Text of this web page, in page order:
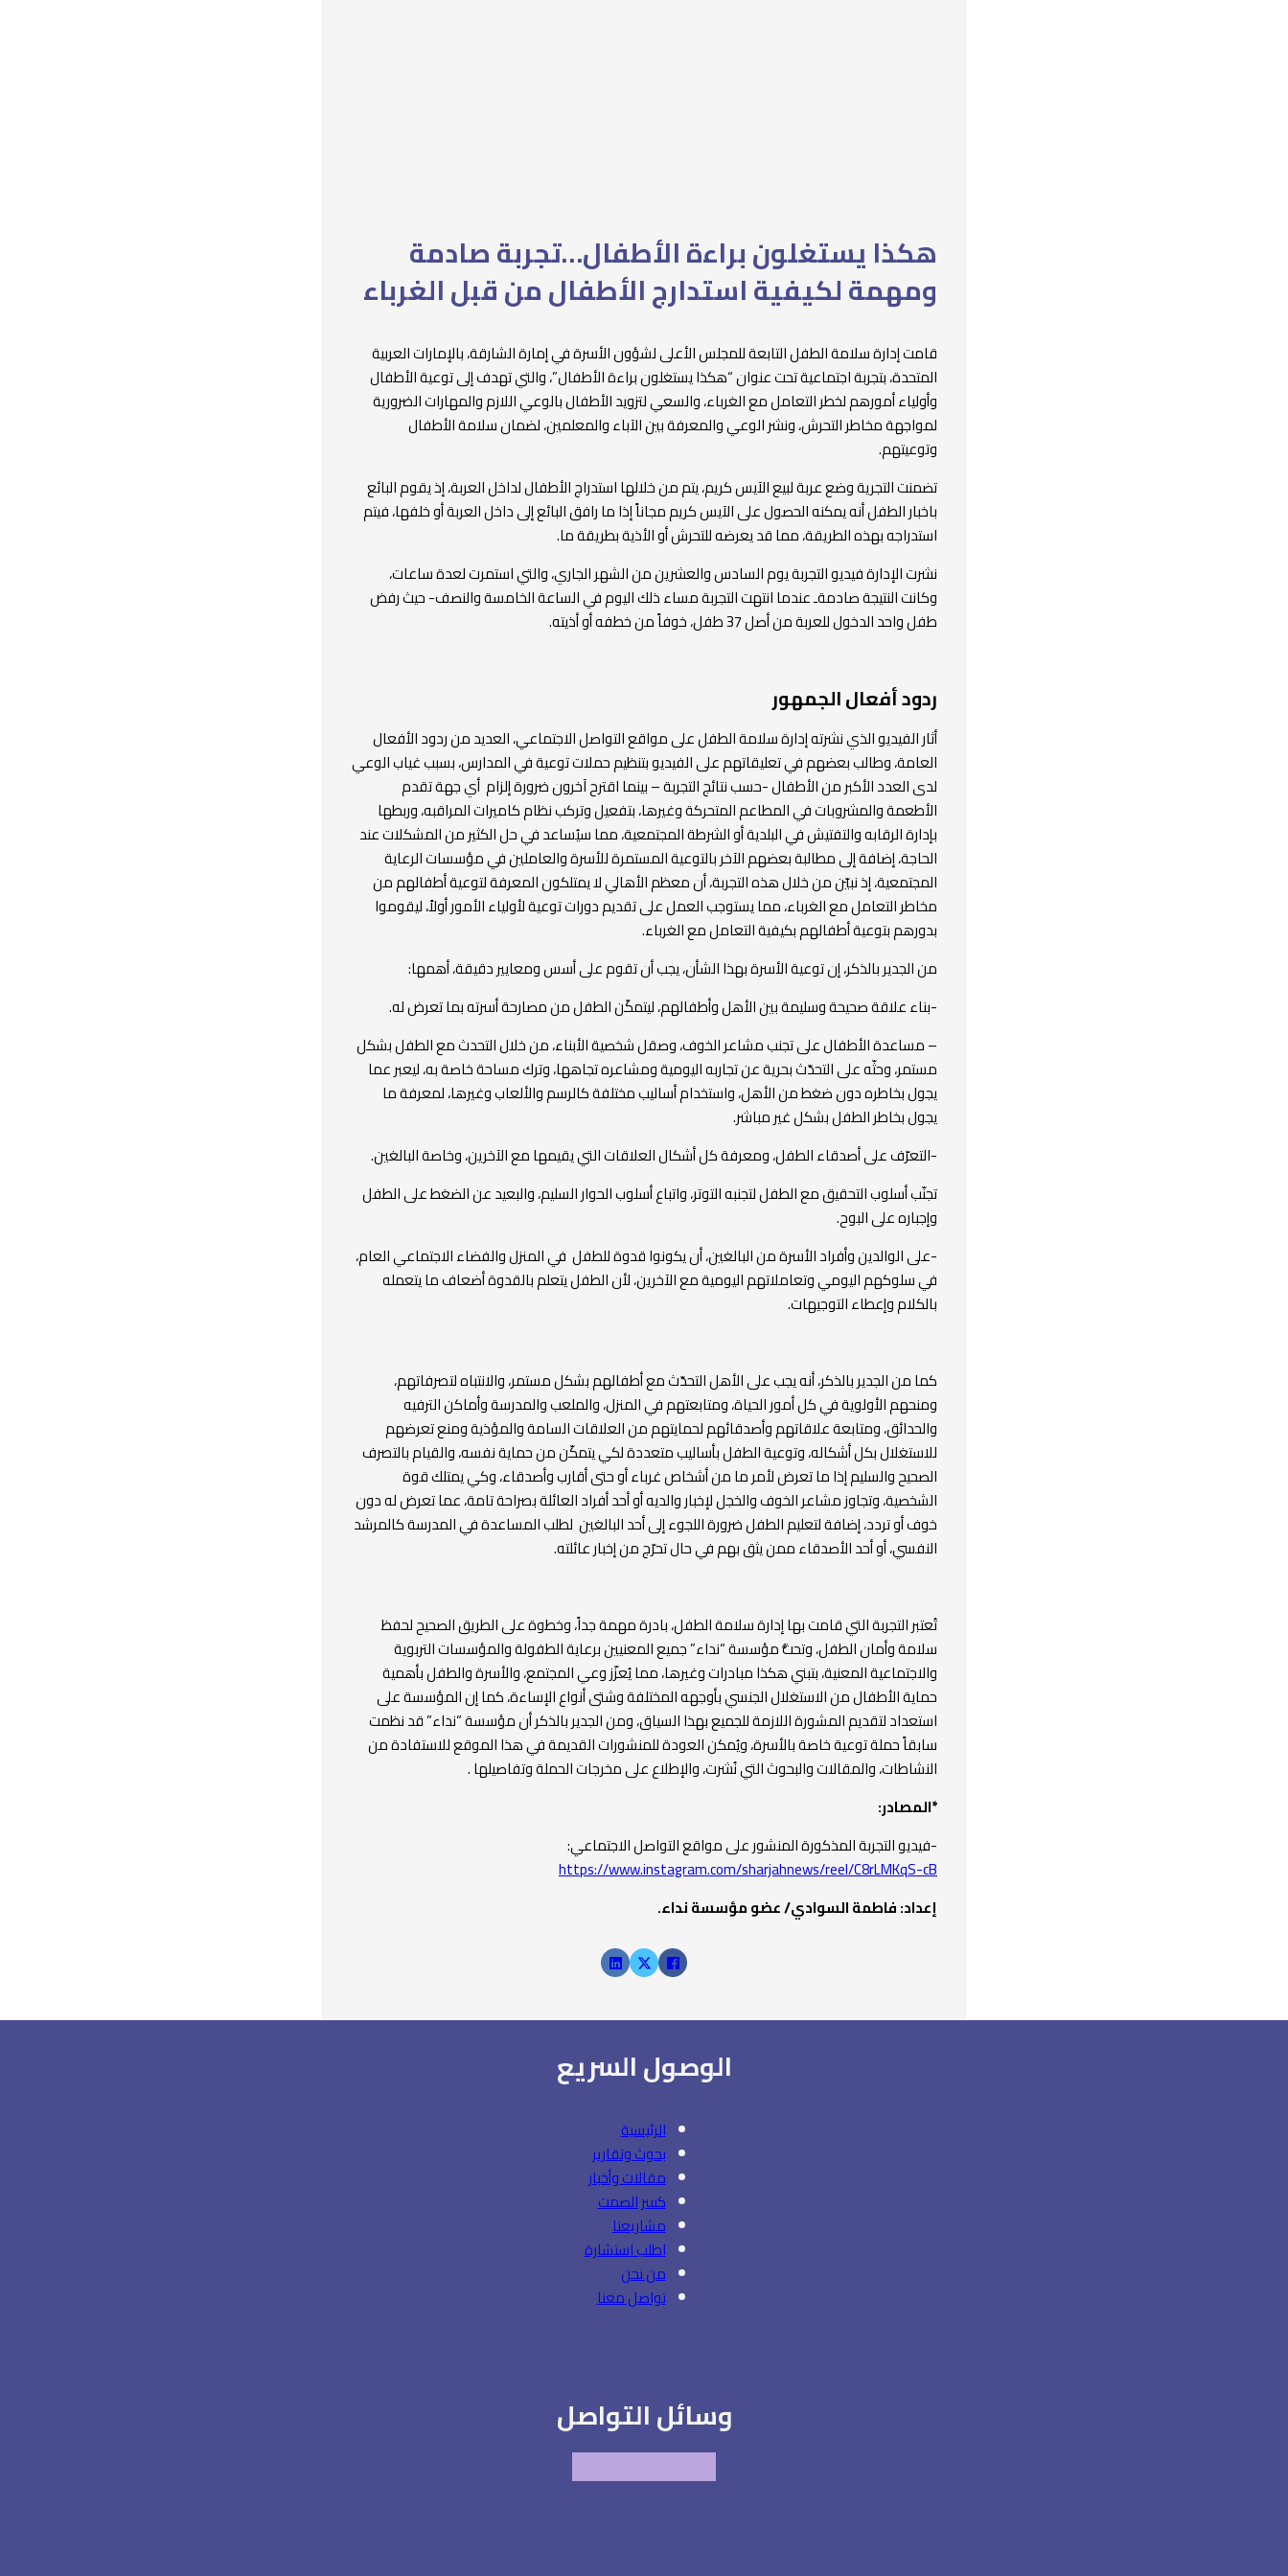
هكذا يستغلون براءة الأطفال…تجربة صادمة
ومهمة لكيفية استدارج الأطفال من قبل الغرباء
قامت إدارة سلامة الطفل التابعة للمجلس الأعلى لشؤون الأسرة في إمارة الشارقة، بالإمارات العربية
المتحدة، بتجربة اجتماعية تحت عنوان “هكذا يستغلون براءة الأطفال”، والتي تهدف إلى توعية الأطفال
وأولياء أمورهم لخطر التعامل مع الغرباء، والسعي لتزويد الأطفال بالوعي اللازم والمهارات الضرورية
لمواجهة مخاطر التحرش، ونشر الوعي والمعرفة بين الآباء والمعلمين، لضمان سلامة الأطفال
وتوعيتهم.
تضمنت التجرية وضع عربة لبيع الآيس كريم، يتم من خلالها استدراج الأطفال لداخل العربة، إذ يقوم البائع
باخبار الطفل أنه يمكنه الحصول على الآيس كريم مجاناً إذا ما رافق البائع إلى داخل العربة أو خلفها، فيتم
استدراجه بهذه الطريقة، مما قد يعرضه للتحرش أو الأذية بطريقة ما.
نشرت الإدارة فيديو التجربة يوم السادس والعشرين من الشهر الجاري، والتي استمرت لعدة ساعات،
وكانت النتيجة صادمةـ عندما انتهت التجربة مساء ذلك اليوم في الساعة الخامسة والنصف- حيث رفض
طفل واحد الدخول للعربة من أصل 37 طفل، خوفاً من خطفه أو أذيته.
ردود أفعال الجمهور
أثار الفيديو الذي نشرته إدارة سلامة الطفل على مواقع التواصل الاجتماعي، العديد من ردود الأفعال
العامة، وطالب بعضهم في تعليقاتهم على الفيديو بتنظيم حملات توعية في المدارس، بسبب غياب الوعي
لدى العدد الأكبر من الأطفال -حسب نتائج التجربة – بينما اقترح آخرون ضرورة إلزام أي جهة تقدم
الأطعمة والمشروبات في المطاعم المتحركة وغيرها، بتفعيل وتركب نظام كاميرات المراقبه، وربطها
بإدارة الرقابه والتفتيش في البلدية أو الشرطة المجتمعية، مما سيُساعد في حل الكثير من المشكلات عند
الحاجة، إضافة إلى مطالبة بعضهم الآخر بالتوعية المستمرة للأسرة والعاملين في مؤسسات الرعاية
المجتمعية، إذ نبيّن من خلال هذه التجربة، أن معظم الأهالي لا يمتلكون المعرفة لتوعية أطفالهم من
مخاطر التعامل مع الغرباء، مما يستوجب العمل على تقديم دورات توعية لأولياء الأمور أولاً، ليقوموا
بدورهم بتوعية أطفالهم بكيفية التعامل مع الغرباء.
من الجدير بالذكر، إن توعية الأسرة بهذا الشأن، يجب أن تقوم على أسس ومعايير دقيقة، أهمها:
-بناء علاقة صحيحة وسليمة بين الأهل وأطفالهم، ليتمكّن الطفل من مصارحة أسرته بما تعرض له.
– مساعدة الأطفال على تجنب مشاعر الخوف، وصقل شخصية الأبناء، من خلال التحدث مع الطفل بشكل
مستمر، وحثّه على التحدّث بحرية عن تجاربه اليومية ومشاعره تجاهها، وترك مساحة خاصة به، ليعبر عما
يجول بخاطره دون ضغط من الأهل، واستخدام أساليب مختلفة كالرسم والألعاب وغيرها، لمعرفة ما
يجول بخاطر الطفل بشكل غير مباشر.
-التعرّف على أصدقاء الطفل، ومعرفة كل أشكال العلاقات التي يقيمها مع الآخرين، وخاصة البالغين.
تجنّب أسلوب التحقيق مع الطفل لتجنبه التوتر، واتباع أسلوب الحوار السليم، والبعيد عن الضغط على الطفل
وإجباره على البوح.
-على الوالدين وأفراد الأسرة من البالغين، أن يكونوا قدوة للطفل في المنزل والفضاء الاجتماعي العام،
في سلوكهم اليومي وتعاملاتهم اليومية مع الآخرين، لأن الطفل يتعلم بالقدوة أضعاف ما يتعمله
بالكلام وإعطاء التوجيهات.
كما من الجدير بالذكر، أنه يجب على الأهل التحدّث مع أطفالهم بشكل مستمر، والانتباه لتصرفاتهم،
ومنحهم الأولوية في كل أمور الحياة، ومتابعتهم في المنزل، والملعب والمدرسة وأماكن الترفيه
والحدائق، ومتابعة علاقاتهم وأصدقائهم لحمايتهم من العلاقات السامة والمؤذية ومنع تعرضهم
للاستغلال بكل أشكاله، وتوعية الطفل بأساليب متعددة لكي يتمكّن من حماية نفسه، والقيام بالتصرف
الصحيح والسليم إذا ما تعرض لأمر ما من أشخاص غرباء أو حتى أقارب وأصدقاء، وكي يمتلك قوة
الشخصية، وتجاوز مشاعر الخوف والخجل لإخبار والديه أو أحد أفراد العائلة بصراحة تامة، عما تعرض له دون
خوف أو تردد، إضافة لتعليم الطفل ضرورة اللجوء إلى أحد البالغين لطلب المساعدة في المدرسة كالمرشد
النفسي، أو أحد الأصدقاء ممن يثق بهم في حال تحرّج من إخبار عائلته.
تُعتبر التجربة التي قامت بها إدارة سلامة الطفل، بادرة مهمة جداً، وخطوة على الطريق الصحيح لحفظ
سلامة وأمان الطفل، وتحثُّ مؤسسة “نداء” جميع المعنيين برعاية الطفولة والمؤسسات التربوية
والاجتماعية المعنية، بتبني هكذا مبادرات وغيرها، مما يُعزّز وعي المجتمع، والأسرة والطفل بأهمية
حماية الأطفال من الاستغلال الجنسي بأوجهه المختلفة وشتى أنواع الإساءة، كما إن المؤسسة على
استعداد لتقديم المشورة اللازمة للجميع بهذا السياق، ومن الجدير بالذكر أن مؤسسة “نداء” قد نظمت
سابقاً حملة توعية خاصة بالأسرة، ويُمكن العودة للمنشورات القديمة في هذا الموقع للاستفادة من
النشاطات، والمقالات والبحوث التي نُشرت، والإطلاع على مخرجات الحملة وتفاصيلها .
*المصادر:
-فيديو التجربة المذكورة المنشور على مواقع التواصل الاجتماعي:
https://www.instagram.com/sharjahnews/reel/C8rLMKqS-cB
إعداد: فاطمة السوادي/ عضو مؤسسة نداء.
الوصول السريع
الرئيسية
بحوث وتقارير
مقالات وأخبار
كسر الصمت
مشاريعنا
اطلب استشارة
من نحن
تواصل معنا
وسائل التواصل